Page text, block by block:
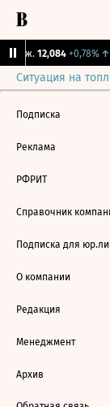
Бирж. 12,084 +0,78%↑
Ситуация на
Подписка
Реклама
РФРИТ
Справочник
Подписка для
О компании
Редакция
Менеджмент
Архив